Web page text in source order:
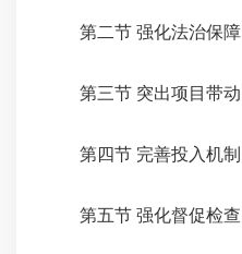
第二节 强化法治保障
第三节 突出项目带动
第四节 完善投入机制
第五节 强化督促检查